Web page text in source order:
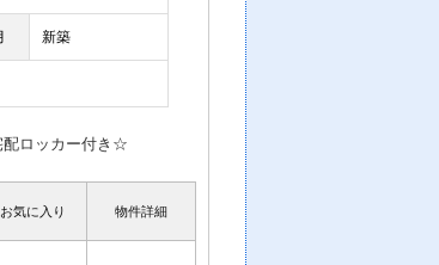
新築
配ロッカー付き☆
お気に入り 物件詳細